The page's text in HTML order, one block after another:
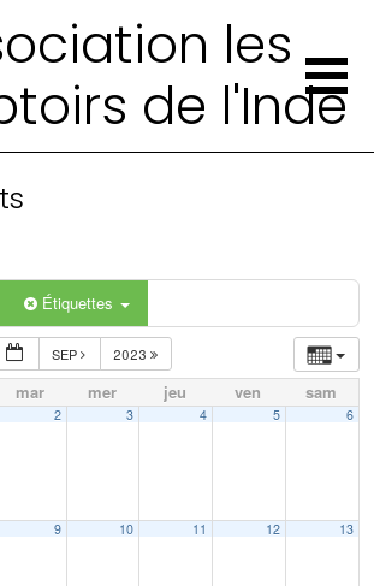
les
de l'Inde
Étiquettes
SEP 2023
mar mer jeu ven sam
2 3 4 5 6
9 10 11 12 13